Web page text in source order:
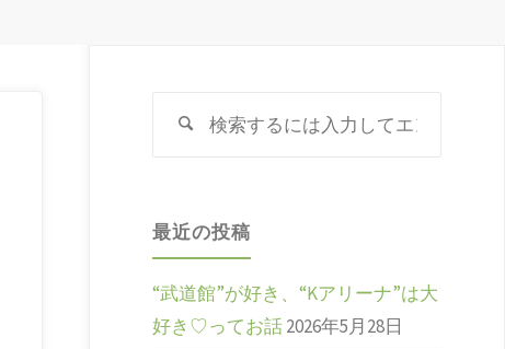
検
最近の投稿
“武道館”が好き、“Kアリーナ”は大
好き♡ってお話2026年5月28日